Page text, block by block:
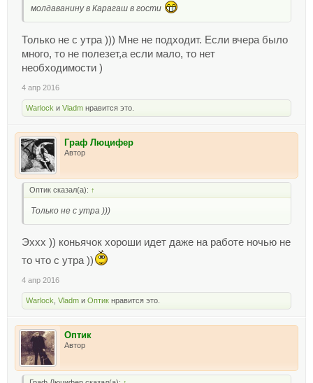
молдаванину в Карагаш в гости
Только не с утра ))) Мне не подходит. Если вчера было
много, то не полезет,а если мало, то нет
необходимости )
4 апр 2016
Warlock и Vladm нравится это.
Граф Люцифер
Автор
Оптик сказал(а): ↑
Только не с утра )))
Эххх )) коньячок хороши идет даже на работе ночью не
то что с утра ))
4 апр 2016
Warlock Vladm и Оптик нравится это.
Оптик
Автор